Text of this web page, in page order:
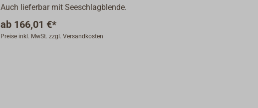
Auch lieferbar mit Seeschlagblende.
ab 166,01 €*
Preise inkl. MwSt. zzgl. Versandkosten